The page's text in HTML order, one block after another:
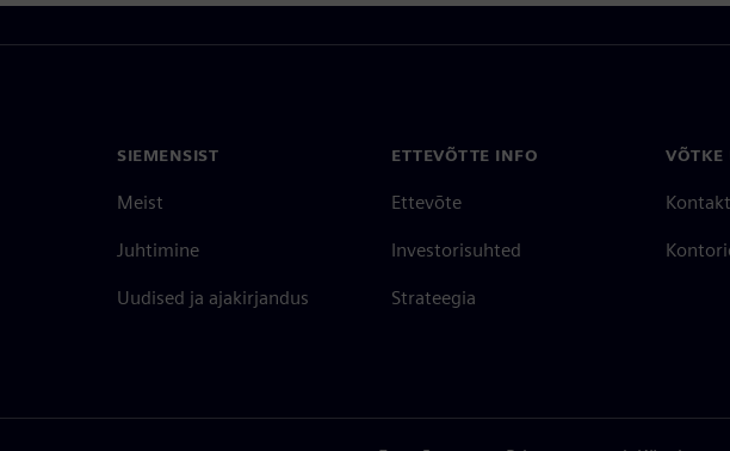
SIEMENSIST
Meist
Juhtimine
Uudised ja ajakirjandus
ETTEVÕTTE INFO
Ettevõte
Investorisuhted
Strateegia
VÕTKE
Kontakt